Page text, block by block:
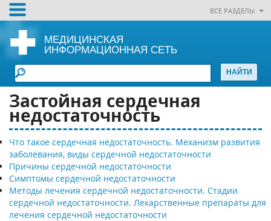
ВСЕ РАЗДЕЛЫ
МЕДИЦИНСКАЯ
ИНФОРМАЦИОННАЯ СЕТЬ
Застойная сердечная
недостаточность
Что такое сердечная недостаточность. Механизм развития
заболевания, виды сердечной недостаточности
Причины сердечной недостаточности
Симптомы сердечной недостаточности
Методы лечения сердечной недостаточности. Стадии
сердечной недостаточности. Лекарственные препараты для
лечения сердечной недостаточности